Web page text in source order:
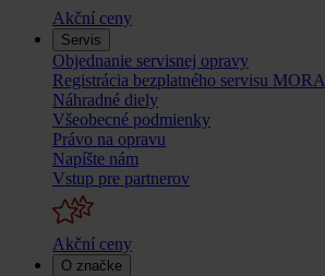
Akční ceny
Servis
Objednanie servisnej opravy
Registrácia bezplatného servisu MORA
Náhradné diely
Všeobecné podmienky
Právo na opravu
Napíšte nám
Vstup pre partnerov
Akční ceny
O značke